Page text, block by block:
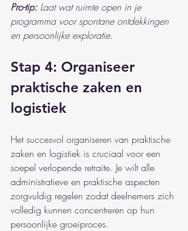
Pro-tip: Laat wat ruimte open in je
programma voor spontane ontdekkingen
en persoonlijke exploratie.
Stap 4: Organiseer
praktische zaken en
logistiek
Het succesvol organiseren van praktische
zaken en logistiek is cruciaal voor een
soepel verlopende retraite. Je wilt alle
administratieve en praktische aspecten
zorgvuldig regelen zodat deelnemers zich
volledig kunnen concentreren op hun
persoonlijke groeiproces.